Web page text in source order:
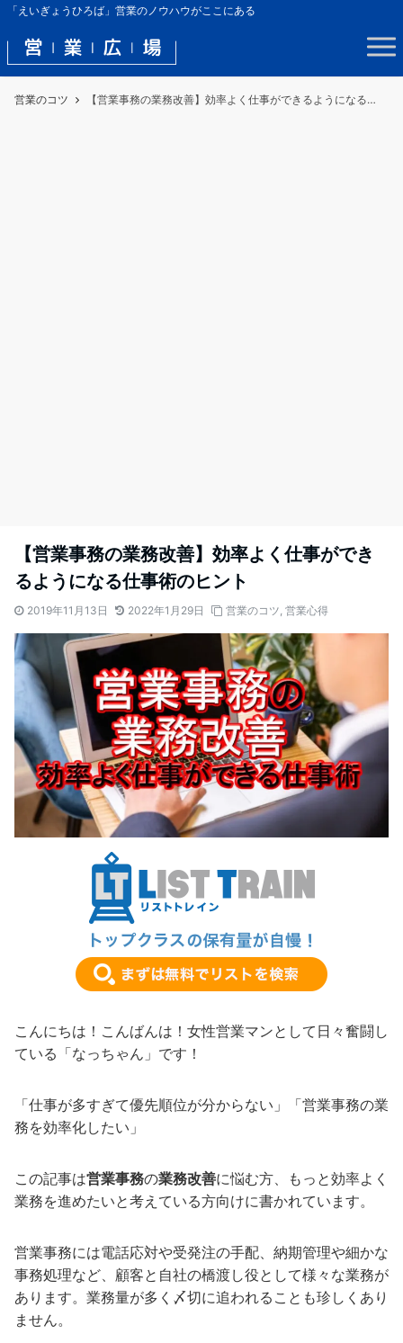
「えいぎょうひろば」営業のノウハウがここにある
営業のコツ 【営業事務の業務改善】効率よく仕事ができるようになる仕事術のヒント
【営業事務の業務改善】効率よく仕事ができ
るようになる仕事術のヒント
2019年11月13日 2022年1月29日 営業のコツ, 営業心得
こんにちは！こんばんは！女性営業マンとして日々奮闘し
ている「なっちゃん」です！
「仕事が多すぎて優先順位が分からない」「営業事務の業
務を効率化したい」
この記事は営業事務の業務改善に悩む方、もっと効率よく
業務を進めたいと考えている方向けに書かれています。
営業事務には電話応対や受発注の手配、納期管理や細かな
事務処理など、顧客と自社の橋渡し役として様々な業務が
あります。業務量が多く〆切に追われることも珍しくあり
ません。